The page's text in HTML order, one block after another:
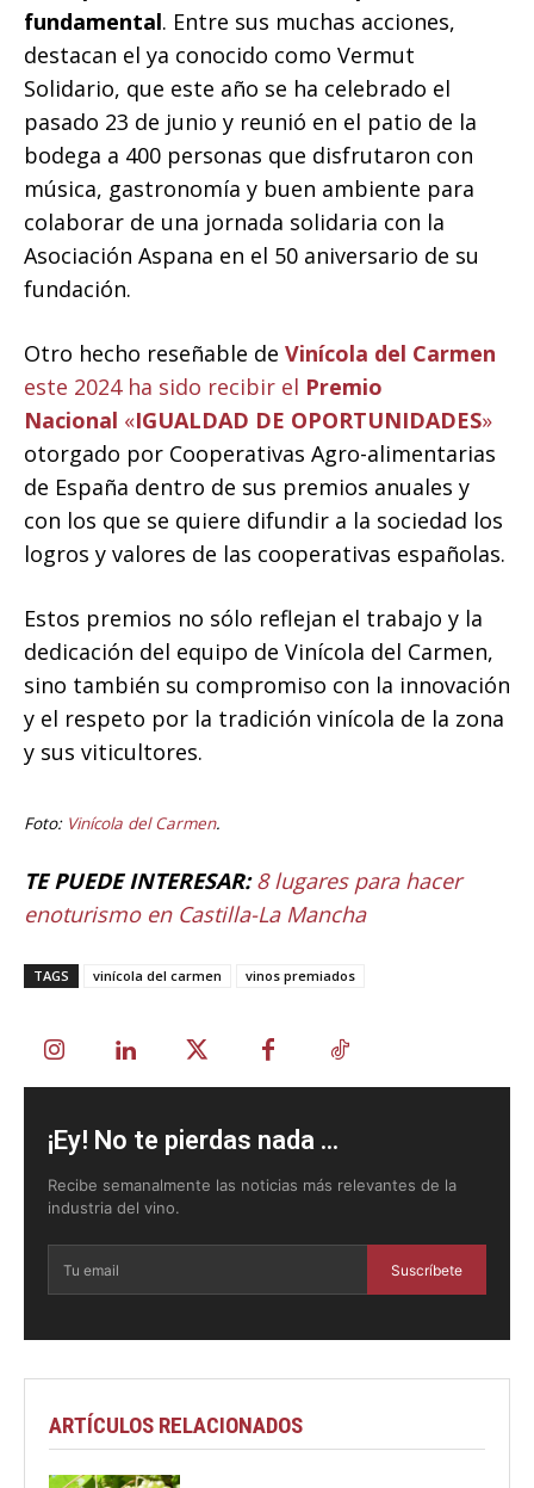
fundamental. Entre sus muchas acciones,
destacan el ya conocido como Vermut
Solidario, que este año se ha celebrado el
pasado 23 de junio y reunió en el patio de la
bodega a 400 personas que disfrutaron con
música, gastronomía y buen ambiente para
colaborar de una jornada solidaria con la
Asociación Aspana en el 50 aniversario de su
fundación.
Otro hecho reseñable de Vinícola del Carmen
este 2024 ha sido recibir el Premio
Nacional «IGUALDAD DE OPORTUNIDADES»
otorgado por Cooperativas Agro-alimentarias
de España dentro de sus premios anuales y
con los que se quiere difundir a la sociedad los
logros y valores de las cooperativas españolas.
Estos premios no sólo reflejan el trabajo y la
dedicación del equipo de Vinícola del Carmen,
sino también su compromiso con la innovación
y el respeto por la tradición vinícola de la zona
y sus viticultores.
Foto: Vinícola del Carmen.
TE PUEDE INTERESAR: 8 lugares para hacer
enoturismo en Castilla-La Mancha
TAGS vinícola del carmen vinos premiados
¡Ey! No te pierdas nada ...
Recibe semanalmente las noticias más relevantes de la
industria del vino.
Suscríbete
ARTÍCULOS RELACIONADOS